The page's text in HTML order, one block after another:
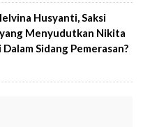
Husyanti, Saksi
Menyudutkan Nikita
Sidang Pemerasan?